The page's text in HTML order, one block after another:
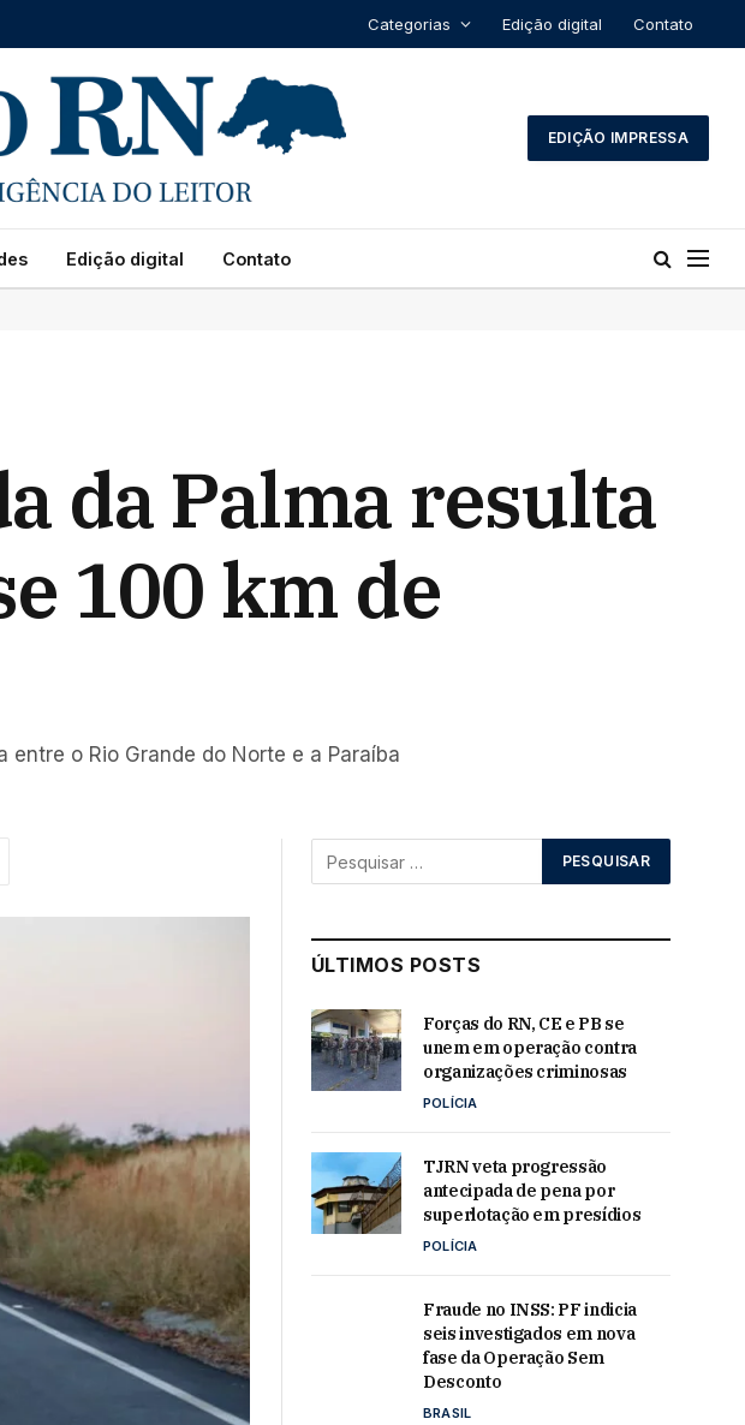
Categorias Edição digital Contato
EDIÇÃO IMPRESSA
Edição digital Contato
da Palma resulta
100 km de
o Rio Grande do Norte e a Paraíba
ÚLTIMOS POSTS
Forças do RN, CE e PB se
unem em operação contra
organizações criminosas
POLÍCIA
TJRN veta progressão
antecipada de pena por
superlotação em presídios
POLÍCIA
Fraude no INSS: PF indicia
seis investigados em nova
fase da Operação Sem
Desconto
BRASIL